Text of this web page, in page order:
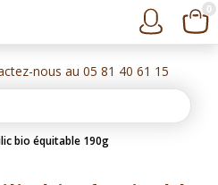
nous au 05 81 40 61 15
bio équitable 190g
0